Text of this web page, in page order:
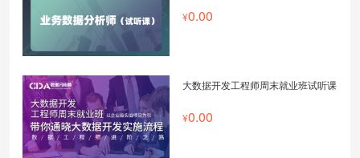
0.00
大数据开发工程师周末就业班试听课
0.00